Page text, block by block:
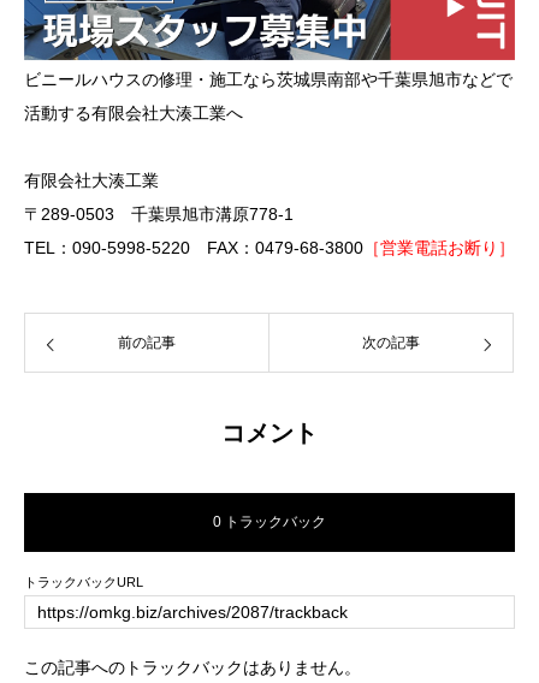
ビニールハウスの修理・施工なら茨城県南部や千葉県旭市などで
活動する有限会社大湊工業へ
有限会社大湊工業
〒289-0503 千葉県旭市溝原778-1
TEL：090-5998-5220 FAX：0479-68-3800 ［営業電話お断り］
前の記事 次の記事
コメント
0 トラックバック
トラックバックURL
この記事へのトラックバックはありません。